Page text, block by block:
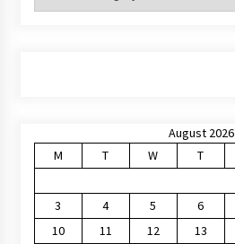
August 2026
M
T W T
3
4 5 6
10
11 12 13